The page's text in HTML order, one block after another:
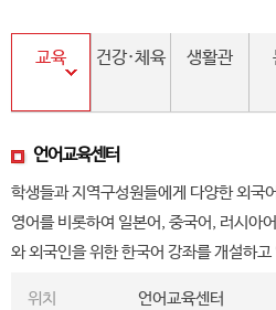
교육 건강·체육 생활관
언어교육센터
학생들과 지역구성원들에게 다양한 외국
영어를 비롯하여 일본어, 중국어, 러시아
와 외국인을 위한 한국어 강좌를 개설하고
위치 언어교육센터